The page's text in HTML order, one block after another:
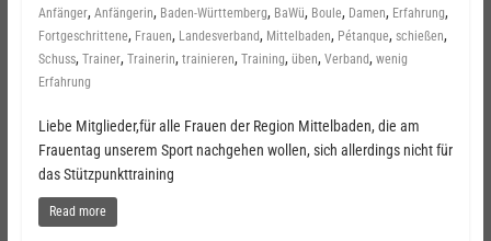
Anfänger, Anfängerin, Baden-Württemberg, BaWü, Boule, Damen, Erfahrung,
Fortgeschrittene, Frauen, Landesverband, Mittelbaden, Pétanque, schießen,
Schuss, Trainer, Trainerin, trainieren, Training, üben, Verband, wenig
Erfahrung
Liebe Mitglieder,für alle Frauen der Region Mittelbaden, die am
Frauentag unserem Sport nachgehen wollen, sich allerdings nicht für
das Stützpunkttraining
Read more